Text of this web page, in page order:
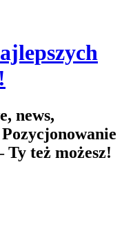
news,
Ty też możesz!